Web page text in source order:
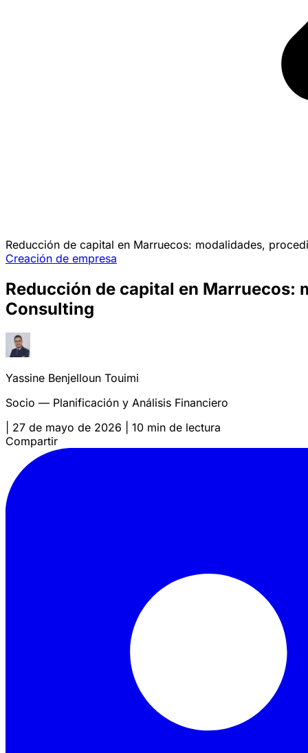
Reducción de capital en Marruecos: modalidades,
Creación de empresa
Reducción de capital en Marruecos:
Consulting
Yassine Benjelloun Touimi
Socio — Planificación y Análisis Financiero
27 de mayo de 2026
10 min de lectura
Compartir